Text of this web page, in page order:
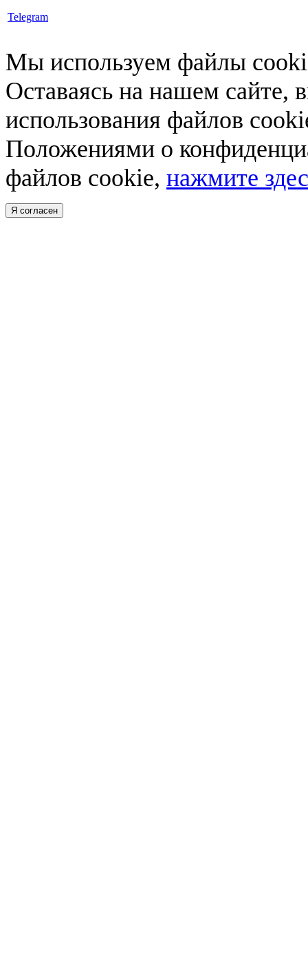
Telegram
Мы используем файлы
Оставаясь на нашем сайте,
использования файлов
Положениями о
файлов cookie, нажмите
Я согласен